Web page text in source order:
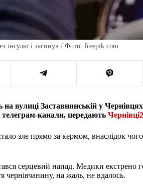
інсульт і загинув / Фото: freepik.com
вулиці Заставнянській у Чернівцях
телеграм-канали, передають
зле прямо за кермом, внаслідок чого
серцевий напад. Медики екстрено
чернівчанину, на жаль, не вдалось.